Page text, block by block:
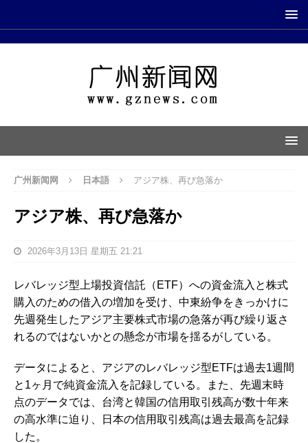
广州新闻网 日本語 アジア株、再び急落か
アジア株、再び急落か
2026年3月13日 星期五 21:21
レバレッジ型上場投資信託（ETF）への資金流入と株式
購入のための借入の増加を受け、中東紛争をきっかけに
先週発生したアジア主要株式市場の急落が再び繰り返さ
れるのではないかとの懸念が市場を揺るがしている。
データによると、アジアのレバレッジ型ETFは過去1週間
と1ヶ月で純資金流入を記録している。また、先週末時
点のデータでは、台湾と韓国の信用取引残高が数十年来
の高水準に迫り、日本の信用取引残高は過去最高を記録
した。